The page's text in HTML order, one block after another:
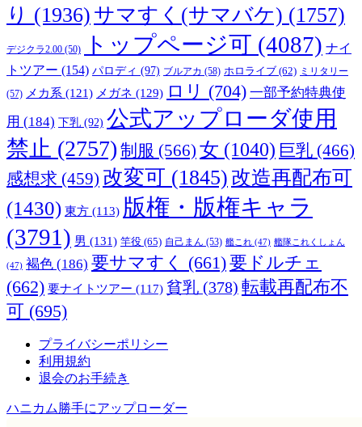
り (1936) サマすく(サマバケ) (1757)
デジクラ2.00 (50) トップページ可 (4087) ナイ
トツアー (154) パロディ (97) ブルアカ (58) ホロライブ (62) ミリタリー
(57) メカ系 (121) メガネ (129) ロリ (704) 一部予約特典使
用 (184) 下乳 (92) 公式アップローダ使用
禁止 (2757) 制服 (566) 女 (1040) 巨乳 (466)
感想求 (459) 改変可 (1845) 改造再配布可
(1430) 東方 (113) 版権・版権キャラ
(3791) 男 (131) 竿役 (65) 自己まん (53) 艦これ (47) 艦隊これくしょん
(47) 褐色 (186) 要サマすく (661)要ドルチェ
(662) 要ナイトツアー (117) 貧乳 (378) 転載再配布不
可 (695)
プライバシーポリシー
利用規約
退会のお手続き
ハニカム勝手にアップローダー